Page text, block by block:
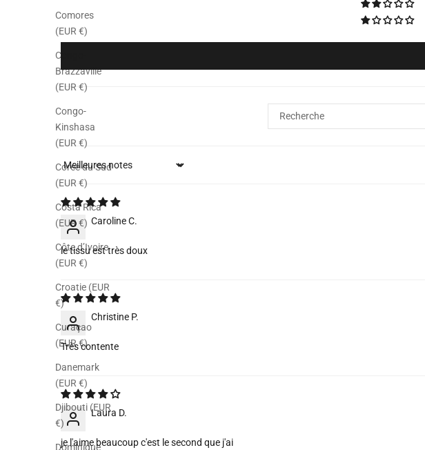
Comores
(EUR €)
Congo-
Brazzaville
(EUR €)
Congo-
Kinshasa
(EUR €)
Corée du Sud
(EUR €)
Costa Rica
(EUR €)
Côte d’Ivoire
(EUR €)
Croatie (EUR
€)
Curaçao
(EUR €)
Danemark
(EUR €)
Djibouti (EUR
€)
Dominique
Sort by
Caroline C.
le tissu est très doux
Christine P.
Très contente
Laura D.
je l'aime beaucoup c'est le second que j'ai